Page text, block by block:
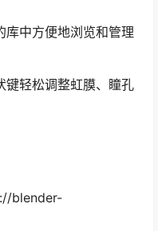
库中方便地浏览和管理
键轻松调整虹膜、瞳孔
blender-